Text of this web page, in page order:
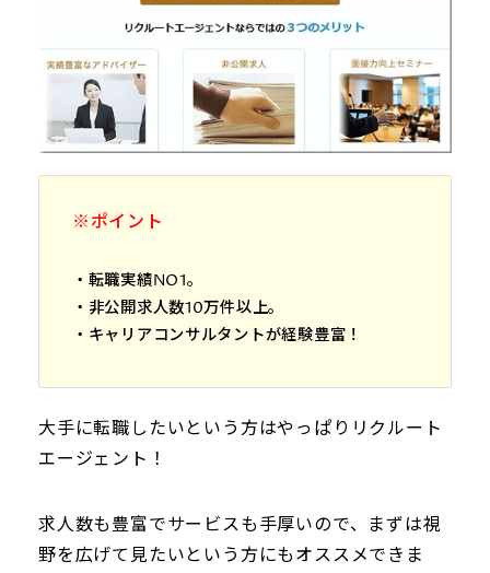
※ポイント
・転職実績NO1。
・非公開求人数10万件以上。
・キャリアコンサルタントが経験豊富！
大手に転職したいという方はやっぱりリクルート
エージェント！
求人数も豊富でサービスも手厚いので、まずは視
野を広げて見たいという方にもオススメできま